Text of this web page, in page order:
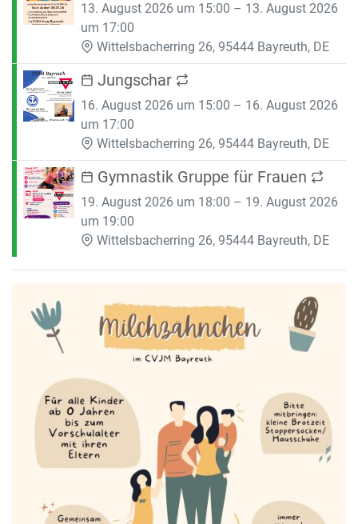
13. August 2026 um 15:00 – 13. August 2026
um 17:00
Wittelsbacherring 26, 95444 Bayreuth, DE
Jungschar
16. August 2026 um 15:00 – 16. August 2026
um 17:00
Wittelsbacherring 26, 95444 Bayreuth, DE
Gymnastik Gruppe für Frauen
19. August 2026 um 18:00 – 19. August 2026
um 19:00
Wittelsbacherring 26, 95444 Bayreuth, DE